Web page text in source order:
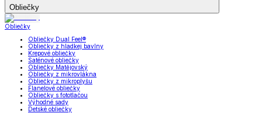
Obliečky
Obliečky
Obliečky Dual Feel®
Obliečky z hladkej bavlny
Krepové obliečky
Saténové obliečky
Obliečky Matějovský
Obliečky z mikrovlákna
Obliečky z mikroplyšu
Flanelové obliečky
Obliečky s fototlačou
Výhodné sady
Detské obliečky